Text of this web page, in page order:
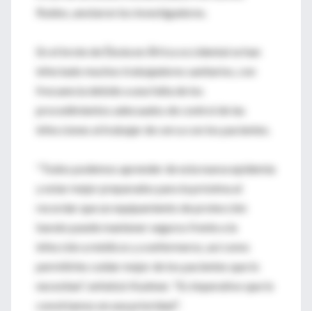
fluidos, anotaron los investigadores.
En el brote de Ébola en África occidental se han
infectado muchos trabajadores sanitarios, con
frecuencia debido a una falta de los
procedimientos adecuados de control de las
infecciones al trabajar de cerca con los pacientes.
"Todos podemos aprender de esta nueva epidemia
y estar mejor preparados para la próxima al
recordar que un equipamiento de protección
barato puede mantener seguros frente a la
infección a médicos y a enfermeros, así como
permitirles cuidar mejor de los pacientes que lo
necesitan", enfatizó Kushner. "Es imperativo que lo
convirtamos en una prioridad".